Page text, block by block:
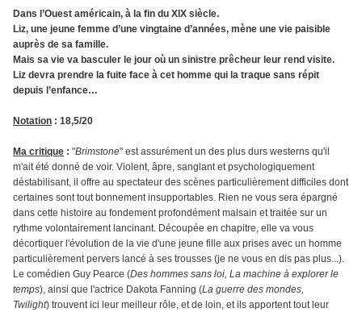
Dans l’Ouest américain, à la fin du XIX siècle.
Liz, une jeune femme d’une vingtaine d’années, mène une vie paisible
auprès de sa famille.
Mais sa vie va basculer le jour où un sinistre prêcheur leur rend visite.
Liz devra prendre la fuite face à cet homme qui la traque sans répit
depuis l’enfance…
Notation : 18,5/20
Ma critique : "Brimstone" est assurément un des plus durs westerns qu'il
m'ait été donné de voir. Violent, âpre, sanglant et psychologiquement
déstabilisant, il offre au spectateur des scènes particulièrement difficiles dont
certaines sont tout bonnement insupportables. Rien ne vous sera épargné
dans cette histoire au fondement profondément malsain et traitée sur un
rythme volontairement lancinant. Découpée en chapitre, elle va vous
décortiquer l'évolution de la vie d'une jeune fille aux prises avec un homme
particulièrement pervers lancé à ses trousses (je ne vous en dis pas plus...).
Le comédien Guy Pearce (Des hommes sans loi, La machine à explorer le
temps), ainsi que l'actrice Dakota Fanning (La guerre des mondes,
Twilight) trouvent ici leur meilleur rôle, et de loin, et ils apportent tout leur